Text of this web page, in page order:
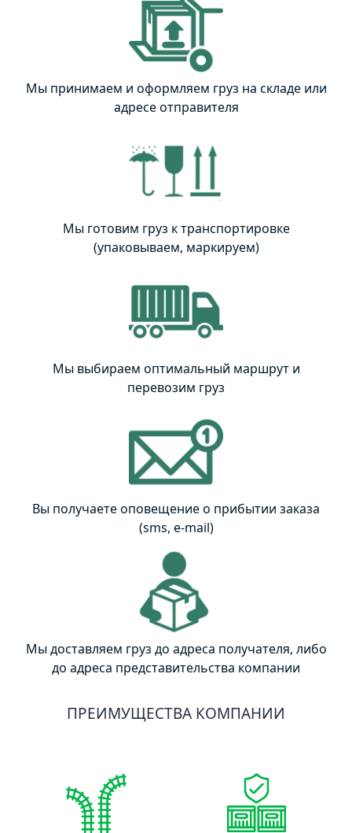
Мы принимаем и оформляем груз на складе или
адресе отправителя
Мы готовим груз к транспортировке
(упаковываем, маркируем)
Мы выбираем оптимальный маршрут и
перевозим груз
Вы получаете оповещение о прибытии заказа
(sms, e-mail)
Мы доставляем груз до адреса получателя, либо
до адреса представительства компании
ПРЕИМУЩЕСТВА КОМПАНИИ